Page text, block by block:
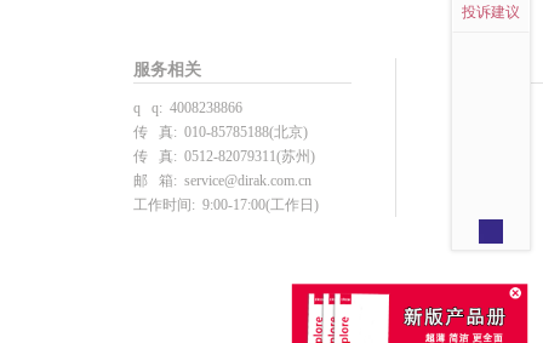
服务相关
q q: 4008238866
传 真: 010-85785188(北京)
传 真: 0512-82079311(苏州)
邮 箱: service@dirak.com.cn
工作时间: 9:00-17:00(工作日)
投诉建议